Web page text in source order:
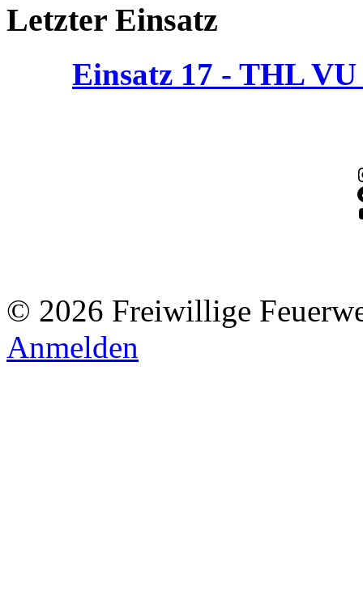
Letzter Einsatz
Einsatz 17 - THL
© 2026 Freiwillige
Anmelden